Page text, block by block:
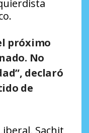
próximo
No
declaró
de